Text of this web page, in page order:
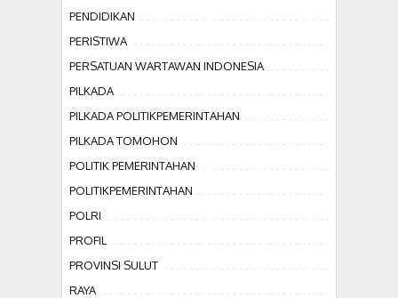
PENDIDIKAN
PERISTIWA
PERSATUAN WARTAWAN INDONESIA
PILKADA
PILKADA POLITIKPEMERINTAHAN
PILKADA TOMOHON
POLITIK PEMERINTAHAN
POLITIKPEMERINTAHAN
POLRI
PROFIL
PROVINSI SULUT
RAYA